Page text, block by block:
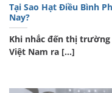
Tại Sao Hạt Điều Bình
Nay?
Khi nhắc đến thị
Việt Nam ra [...]